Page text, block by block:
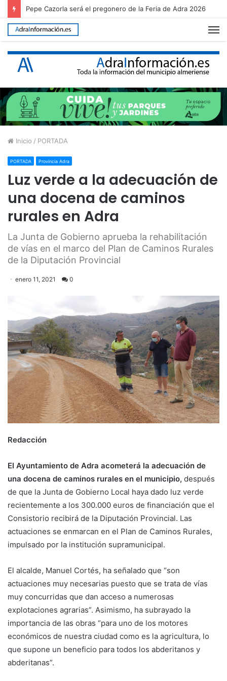
Pepe Cazorla será el pregonero de la Feria de Adra 2026
Inicio / PORTADA
PORTADA Provincia Adra
Luz verde a la adecuación de
una docena de caminos
rurales en Adra
La Junta de Gobierno aprueba la rehabilitación
de vías en el marco del Plan de Caminos Rurales
de la Diputación Provincial
enero 11, 2021 0
Redacción
El Ayuntamiento de Adra acometerá la adecuación de
una docena de caminos rurales en el municipio, después
de que la Junta de Gobierno Local haya dado luz verde
recientemente a los 300.000 euros de financiación que el
Consistorio recibirá de la Diputación Provincial. Las
actuaciones se enmarcan en el Plan de Caminos Rurales,
impulsado por la institución supramunicipal.
El alcalde, Manuel Cortés, ha señalado que “son
actuaciones muy necesarias puesto que se trata de vías
muy concurridas que dan acceso a numerosas
explotaciones agrarias”. Asimismo, ha subrayado la
importancia de las obras “para uno de los motores
económicos de nuestra ciudad como es la agricultura, lo
que supone un beneficio para todos los abderitanos y
abderitanas”.